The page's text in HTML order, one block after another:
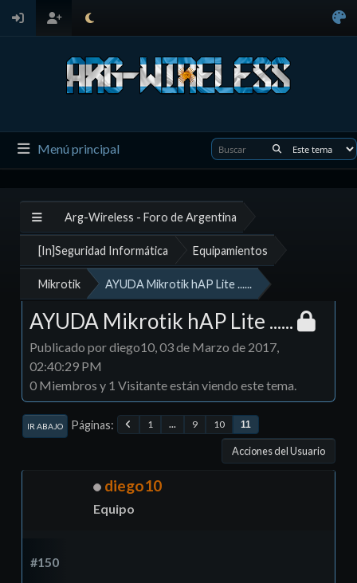
Menú principal
Arg-Wireless - Foro de Argentina
[In]Seguridad Informática Equipamientos
Mikrotik AYUDA Mikrotik hAP Lite ......
AYUDA Mikrotik hAP Lite ......
Publicado por diego10, 03 de Marzo de 2017,
02:40:29 PM
0 Miembros y 1 Visitante están viendo este tema.
IR ABAJO Páginas 1 ... 9 10 11
Acciones del Usuario
diego10
Equipo
#150